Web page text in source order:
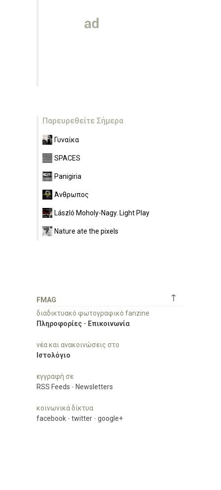
Παρευρεθείτε Σήμερα
Γυναίκα
SPACES
Panigiria
Άνθρωπος
László Moholy-Nagy. Light Play
Nature ate the pixels
↑
FMAG
διαδικτυακό φωτογραφικό fanzine
Πληροφορίες - Επικοινωνία
νέα και ανακοινώσεις στο
Ιστολόγιο
εγγραφή σε
RSS Feeds - Newsletters
κοινωνικά δίκτυα
facebook - twitter - google+